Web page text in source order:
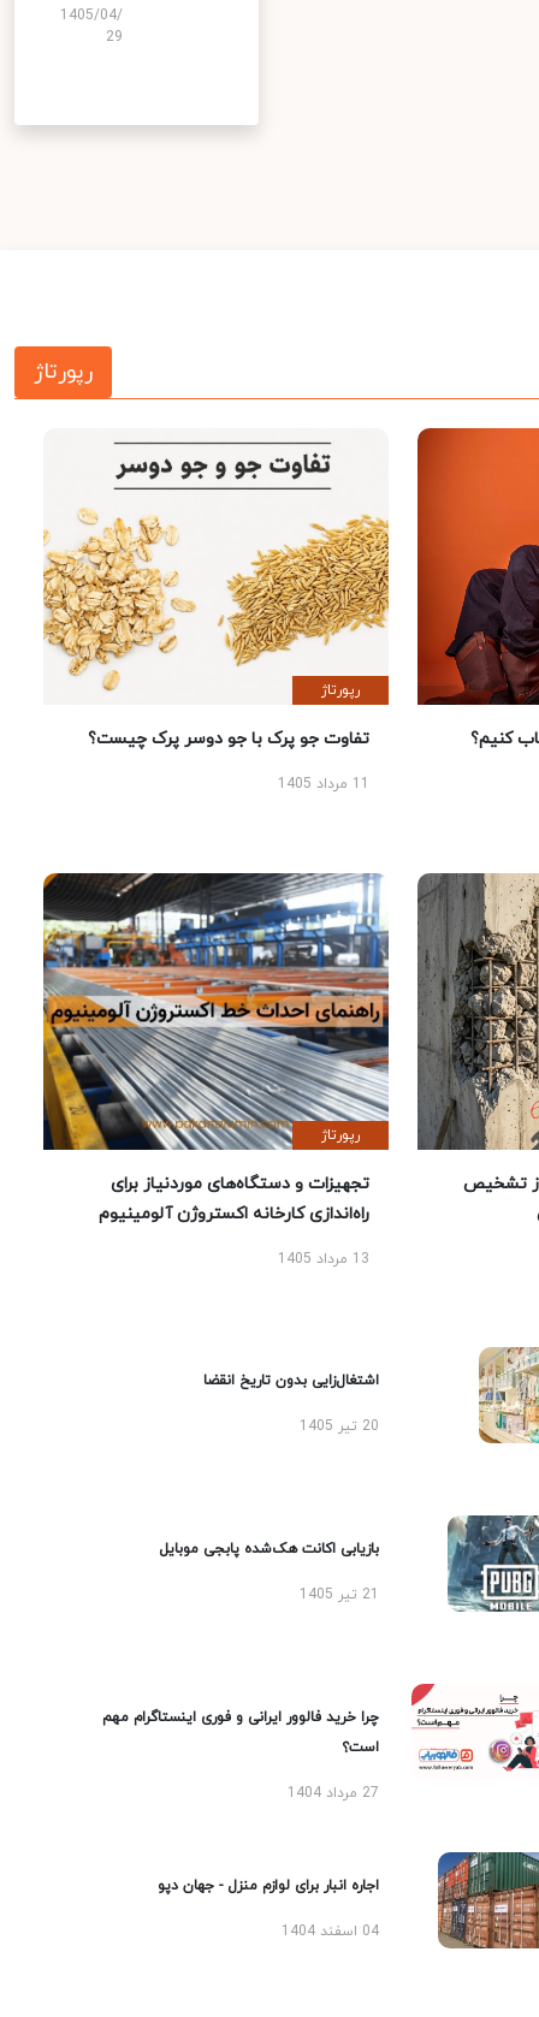
1405/04/
29
رپورتاژ
کنیم؟
رپورتاژ
تفاوت جو پرک با جو دوسر پرک چیست؟
تشخیص
رپورتاژ
تجهیزات و دستگاه‌های موردنیاز برای
راه‌اندازی کارخانه اکستروژن آلومینیوم
13 مرداد 1405
اشتغال‌زایی بدون تاریخ انقضا
20 تیر 1405
بازیابی اکانت هک‌شده پابجی موبایل
چرا خرید فالوور ایرانی و فوری اینستاگرام مهم
است؟
27 مرداد 1404
اجاره انبار برای لوازم منزل - جهان دپو
04 اسفند 1404